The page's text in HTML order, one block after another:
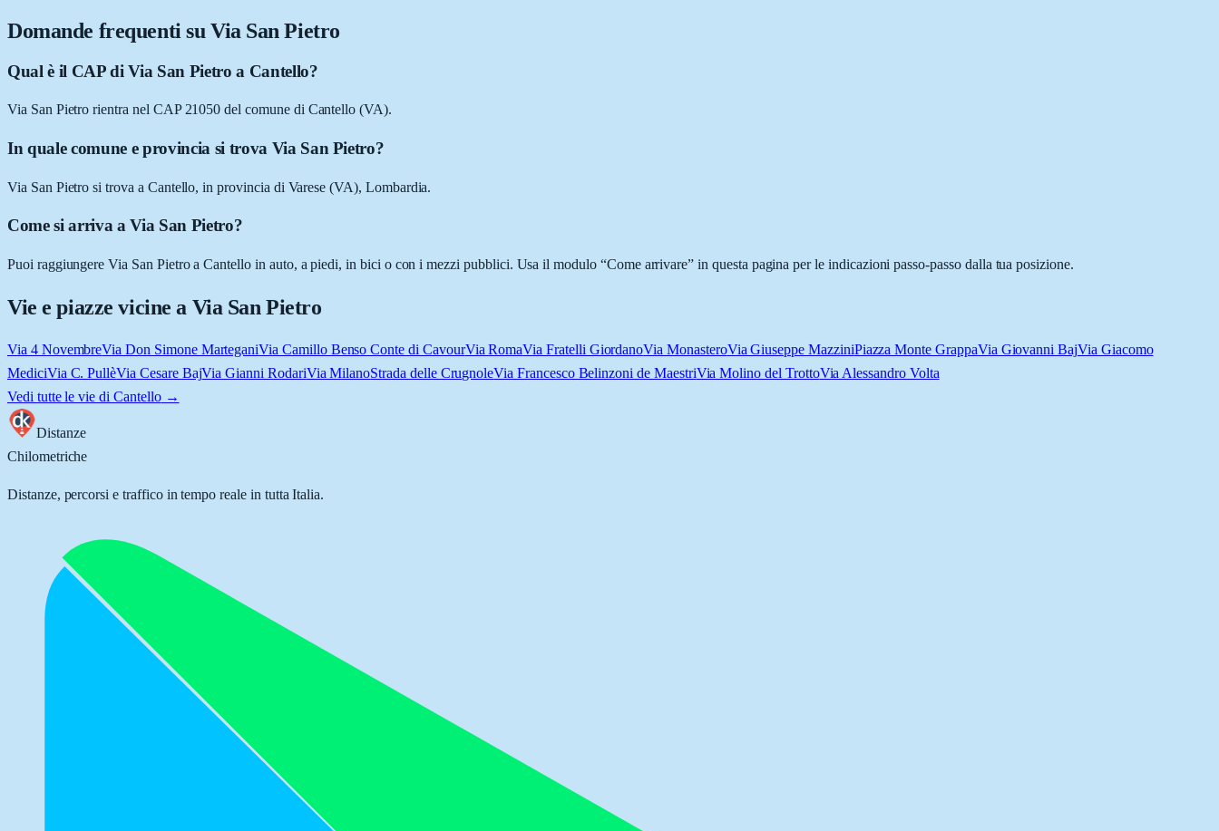
Domande frequenti su Via San Pietro
Qual è il CAP di Via San Pietro a Cantello?
Via San Pietro rientra nel CAP 21050 del comune di Cantello (VA).
In quale comune e provincia si trova Via San Pietro?
Via San Pietro si trova a Cantello, in provincia di Varese (VA), Lombardia.
Come si arriva a Via San Pietro?
Puoi raggiungere Via San Pietro a Cantello in auto, a piedi, in bici o con i mezzi pubblici. Usa il modulo “Come arrivare” in questa pagina per le indicazioni passo-passo dalla tua posizione.
Vie e piazze vicine a Via San Pietro
Via 4 NovembreVia Don Simone MarteganiVia Camillo Benso Conte di CavourVia RomaVia Fratelli GiordanoVia MonasteroVia Giuseppe MazziniPiazza Monte GrappaVia Giovanni BajVia Giacomo
MediciVia C. PullèVia Cesare BajVia Gianni RodariVia MilanoStrada delle CrugnoleVia Francesco Belinzoni de MaestriVia Molino del TrottoVia Alessandro Volta
Vedi tutte le vie di Cantello→
Distanze
Chilometriche
Distanze, percorsi e traffico in tempo reale in tutta Italia.